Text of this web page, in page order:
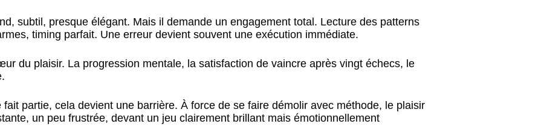
subtil, presque élégant. Mais il demande un engagement total. Lecture des patterns
timing parfait. Une erreur devient souvent une exécution immédiate.
du plaisir. La progression mentale, la satisfaction de vaincre après vingt échecs, le
fait partie, cela devient une barrière. À force de se faire démolir avec méthode, le plaisir
un peu frustrée, devant un jeu clairement brillant mais émotionnellement